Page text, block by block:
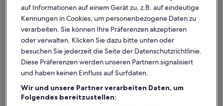
Was spricht für unsere App?
auf Informationen auf einem Gerät zu, z.B. auf eindeutige
Kennungen in Cookies, um personenbezogene Daten zu
verarbeiten. Sie können Ihre Präferenzen akzeptieren
oder verwalten. Klicken Sie dazu bitte unten oder
besuchen Sie jederzeit die Seite der Datenschutzrichtlinie.
Diese Präferenzen werden unseren Partnern signalisiert
und haben keinen Einfluss auf Surfdaten.
Wir und unsere Partner verarbeiten Daten, um
Folgendes bereitzustellen: